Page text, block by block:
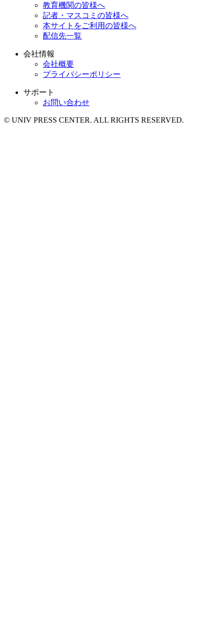
教育機関の皆様へ
記者・マスコミの皆様へ
本サイトをご利用の皆様へ
配信先一覧
会社情報
会社概要
プライバシーポリシー
サポート
お問い合わせ
© UNIV PRESS CENTER. ALL RIGHTS RESERVED.